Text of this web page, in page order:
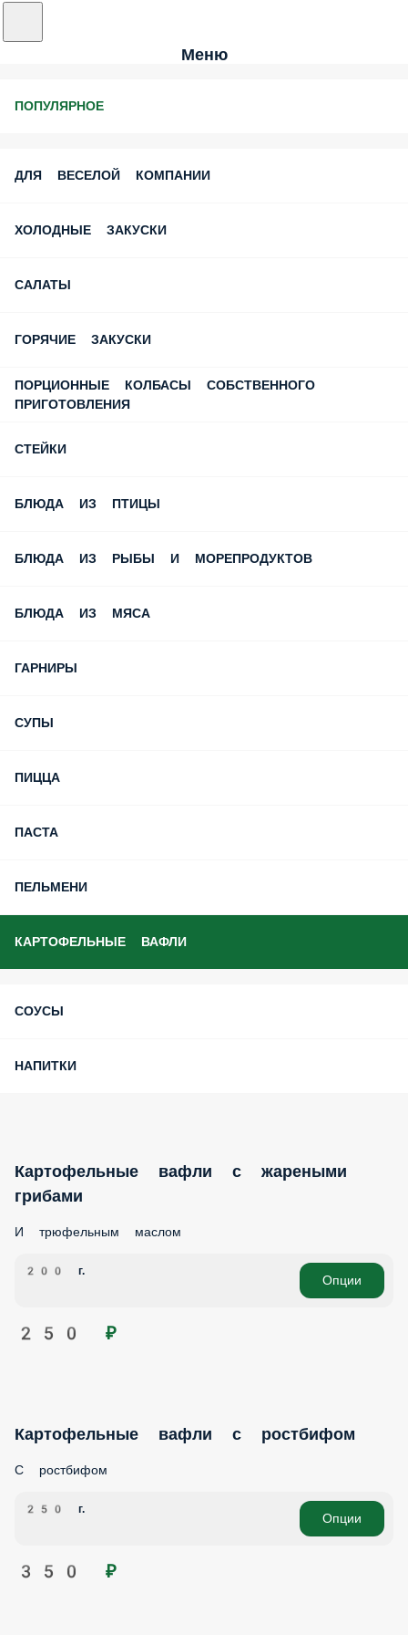
Меню
ПОПУЛЯРНОЕ
ДЛЯ ВЕСЕЛОЙ КОМПАНИИ
ХОЛОДНЫЕ ЗАКУСКИ
САЛАТЫ
ГОРЯЧИЕ ЗАКУСКИ
ПОРЦИОННЫЕ КОЛБАСЫ СОБСТВЕННОГО
ПРИГОТОВЛЕНИЯ
СТЕЙКИ
БЛЮДА ИЗ ПТИЦЫ
БЛЮДА ИЗ РЫБЫ И МОРЕПРОДУКТОВ
БЛЮДА ИЗ МЯСА
ГАРНИРЫ
СУПЫ
ПИЦЦА
ПАСТА
ПЕЛЬМЕНИ
КАРТОФЕЛЬНЫЕ ВАФЛИ
СОУСЫ
НАПИТКИ
Картофельные вафли с жареными
грибами
И трюфельным маслом
200 г.
Опции
250 ₽
Картофельные вафли с ростбифом
С ростбифом
250 г.
Опции
350 ₽